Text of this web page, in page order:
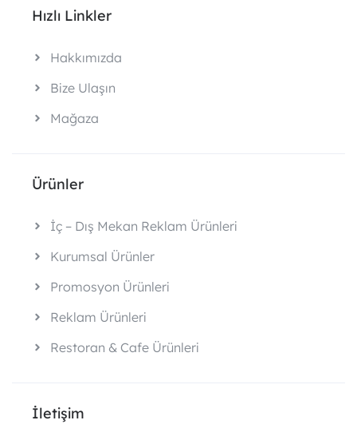
Hızlı Linkler
Hakkımızda
Bize Ulaşın
Mağaza
Ürünler
İç – Dış Mekan Reklam Ürünleri
Kurumsal Ürünler
Promosyon Ürünleri
Reklam Ürünleri
Restoran & Cafe Ürünleri
İletişim